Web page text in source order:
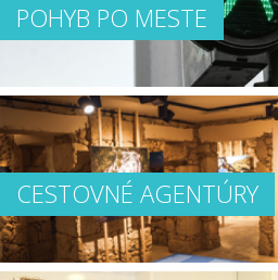
POHYB PO MESTE
CESTOVNÉ AGENTÚRY